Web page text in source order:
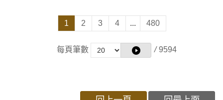
1 2 3 4 ... 480
每頁筆數 / 9594